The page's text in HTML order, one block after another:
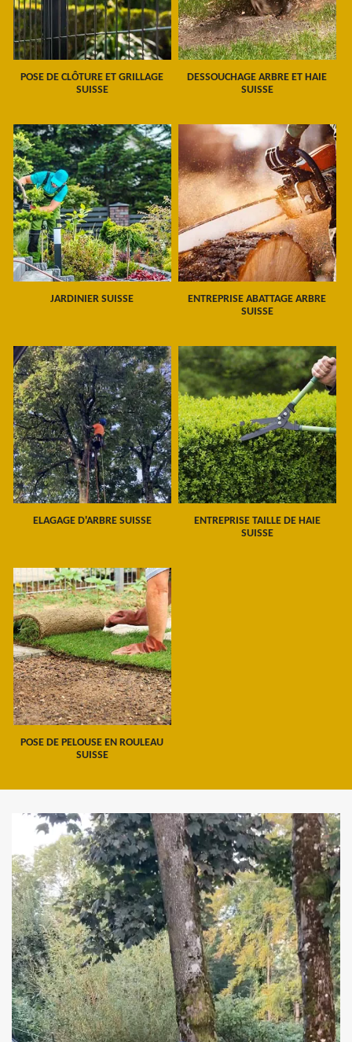
POSE DE CLÔTURE ET GRILLAGE
SUISSE
DESSOUCHAGE ARBRE ET HAIE
SUISSE
JARDINIER SUISSE
ENTREPRISE ABATTAGE ARBRE
SUISSE
ELAGAGE D'ARBRE SUISSE
ENTREPRISE TAILLE DE HAIE
SUISSE
POSE DE PELOUSE EN ROULEAU
SUISSE